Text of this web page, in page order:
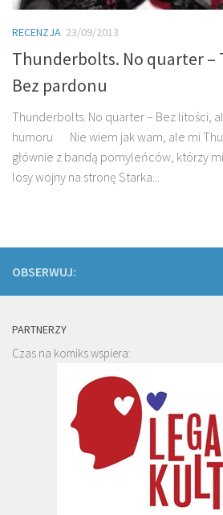
RECENZJA 23/09/2013
Thunderbolts. No quarter
Bez pardonu
Thunderbolts. No quarter – Bez litości,
humoru Nie wiem jak wam, ale mi
głównie z bandą pomyleńców, którzy
losy wojny na stronę Starka...
OBSERWUJ:
PARTNERZY
Czas na komiks wspiera: